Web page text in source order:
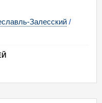
Залесский /